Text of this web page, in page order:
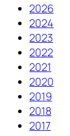
2026
2024
2023
2022
2021
2020
2019
2018
2017